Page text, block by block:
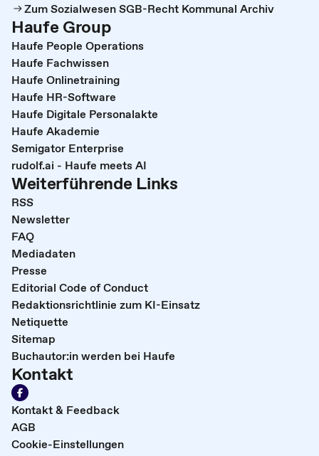
Zum Sozialwesen SGB-Recht Kommunal Archiv
Haufe Group
Haufe People Operations
Haufe Fachwissen
Haufe Onlinetraining
Haufe HR-Software
Haufe Digitale Personalakte
Haufe Akademie
Semigator Enterprise
rudolf.ai - Haufe meets AI
Weiterführende Links
RSS
Newsletter
FAQ
Mediadaten
Presse
Editorial Code of Conduct
Redaktionsrichtlinie zum KI-Einsatz
Netiquette
Sitemap
Buchautor:in werden bei Haufe
Kontakt
Kontakt & Feedback
AGB
Cookie-Einstellungen